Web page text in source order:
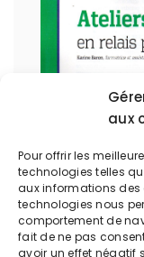
aux
Pour offrir les
technologies telles
aux informations des
technologies nous
comportement de
fait de ne pas
avoir un effet négatif